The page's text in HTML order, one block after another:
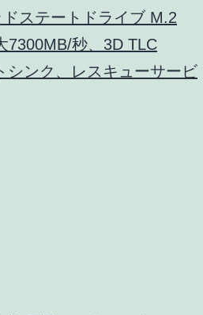
ステートドライブ M.2
7300MB/秒、3D TLC
シンク、レスキューサービ